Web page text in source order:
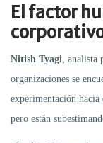
El factor
Nitish Tyagi ,
organizaciones se
experimentación hacia
pero están